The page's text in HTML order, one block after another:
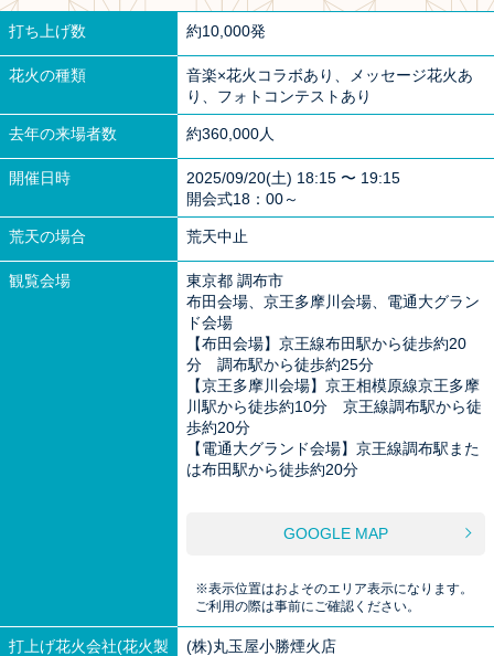
打ち上げ数 約10,000発
花火の種類
音楽×花火コラボあり、メッセージ花火あ
り、フォトコンテストあり
去年の来場者数 約360,000人
開催日時
2025/09/20(土) 18:15 〜 19:15
開会式18：00～
荒天の場合 荒天中止
観覧会場
東京都 調布市
布田会場、京王多摩川会場、電通大グラン
ド会場
【布田会場】京王線布田駅から徒歩約20
分 調布駅から徒歩約25分
【京王多摩川会場】京王相模原線京王多摩
川駅から徒歩約10分 京王線調布駅から徒
歩約20分
【電通大グランド会場】京王線調布駅また
は布田駅から徒歩約20分
GOOGLE MAP
※表示位置はおよそのエリア表示になります。
ご利用の際は事前にご確認ください。
打上げ花火会社(花火製
(株)丸玉屋小勝煙火店